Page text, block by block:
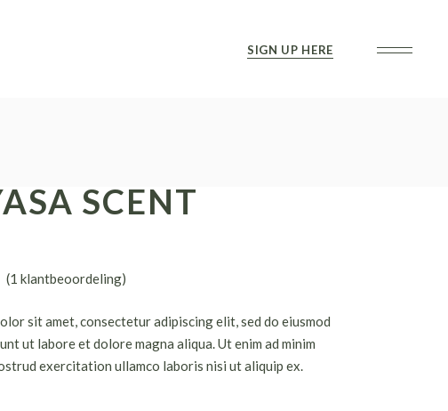
SIGN UP HERE
SCENT
(1 klantbeoordeling)
sit amet, consectetur adipiscing elit, sed do eiusmod
ut labore et dolore magna aliqua. Ut enim ad minim
exercitation ullamco laboris nisi ut aliquip ex.